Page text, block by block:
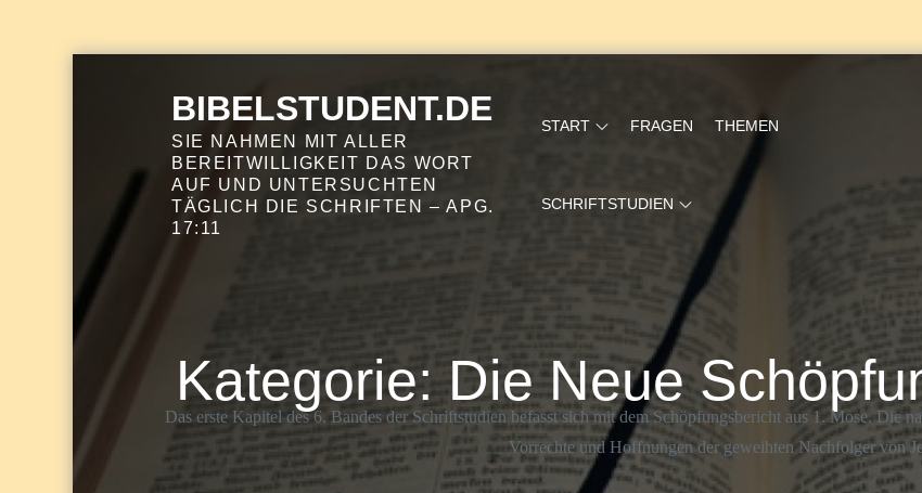
BIBELSTUDENT.DE
SIE NAHMEN MIT ALLER
BEREITWILLIGKEIT DAS WORT
AUF UND UNTERSUCHTEN
TÄGLICH DIE SCHRIFTEN – APG.
17:11
START FRAGEN THEMEN
SCHRIFTSTUDIEN
Kategorie:Die Neue
Das erste Kapitel des 6. Bandes der Schriftstudien befasst sich mit dem Schöpfungsbericht aus 1. Mose. Die
Vorrechte und Hoffnungen der geweihten Nachfolger von